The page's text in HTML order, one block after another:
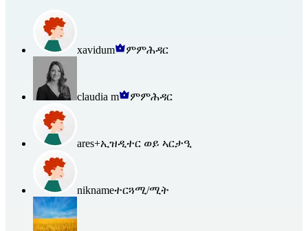
xavidum ምምሕዳር
claudia m ምምሕዳር
ares+ኢዝዲተር ወይ ኣርታዒ
niknameተርጓሚ/ሚት